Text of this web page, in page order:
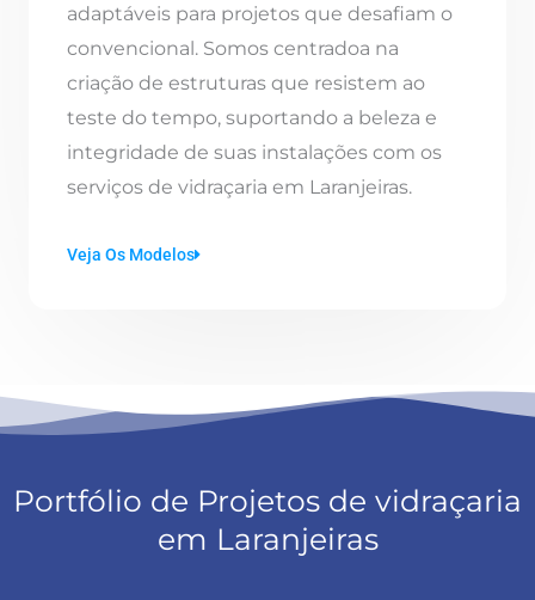
adaptáveis para projetos que desafiam o
convencional. Somos centradoa na
criação de estruturas que resistem ao
teste do tempo, suportando a beleza e
integridade de suas instalações com os
serviços de vidraçaria em Laranjeiras.
Veja Os Modelos
Portfólio de Projetos de vidraçaria
em Laranjeiras